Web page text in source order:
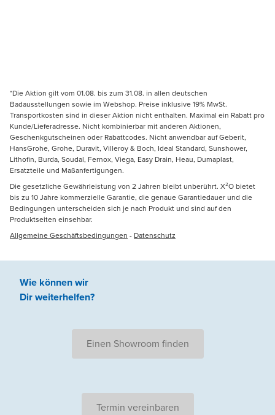
*Die Aktion gilt vom 01.08. bis zum 31.08. in allen deutschen
Badausstellungen sowie im Webshop. Preise inklusive 19% MwSt.
Transportkosten sind in dieser Aktion nicht enthalten. Maximal ein Rabatt pro
Kunde/Lieferadresse. Nicht kombinierbar mit anderen Aktionen,
Geschenkgutscheinen oder Rabattcodes. Nicht anwendbar auf Geberit,
HansGrohe, Grohe, Duravit, Villeroy & Boch, Ideal Standard, Sunshower,
Lithofin, Burda, Soudal, Fernox, Viega, Easy Drain, Heau, Dumaplast,
Ersatzteile und Maßanfertigungen.
Die gesetzliche Gewährleistung von 2 Jahren bleibt unberührt. X²O bietet
bis zu 10 Jahre kommerzielle Garantie, die genaue Garantiedauer und die
Bedingungen unterscheiden sich je nach Produkt und sind auf den
Produktseiten einsehbar.
Allgemeine Geschäftsbedingungen - Datenschutz
Wie können wir
Dir weiterhelfen?
Einen Showroom finden
Termin vereinbaren